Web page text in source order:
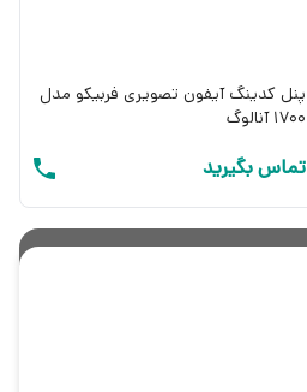
پنل کدینگ آیفون تصویری فربیکو مدل
1700 آنالوگ
تماس بگیرید